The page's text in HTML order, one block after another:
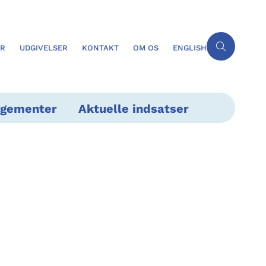
UDGIVELSER KONTAKT OM OS ENGLISH
Aktuelle indsatser